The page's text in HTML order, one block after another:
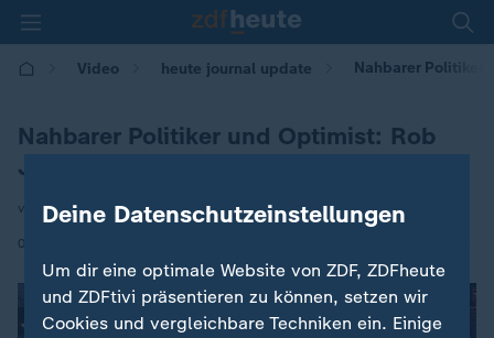
Video heute journal update Nahbarer Politiker
Nahbarer Politiker und Optimist: Rob
Jetten
von Lara Wiedeking
03.11.2025 | 23:30
Deine Datenschutzeinstellungen
Um dir eine optimale Website von ZDF, ZDFheute
und ZDFtivi präsentieren zu können, setzen wir
Cookies und vergleichbare Techniken ein. Einige